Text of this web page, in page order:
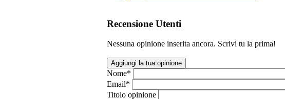
Recensione Utenti
Nessuna opinione inserita ancora. Scrivi tu la prima!
Aggiungi la tua opinione
Nome*
Email*
Titolo opinione